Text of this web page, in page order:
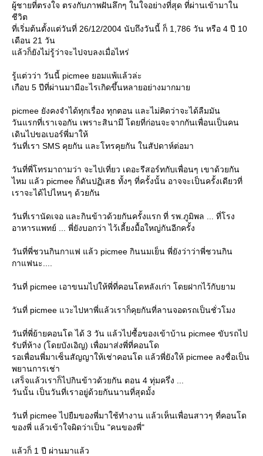
ผู้ชายที่ตรงใจ ตรงกับภาพฝันลึกๆ ในใจอย่างที่สุด ที่ผ่านเข้ามาใน
ชีวิต
ที่เริ่มต้นตั้งแต่วันที่ 26/12/2004 นับถึงวันนี้ ก็ 1,786 วัน หรือ 4 ปี 10
เดือน 21 วัน
ล้วก็ยังไม่รู้ว่าจะไปจบลงเมื่อไหร่
รู้แต่วว่า วันนี้ picmee ยอมแพ้แล้วล่ะ
เกือบ 5 ปีที่ผ่านมามีอะไรเกิดขึ้นหลายอย่างมากมา
picmee ยังคงจำได้ทุกเรื่อง ทุกตอน และไม่คิดว่าจะได้ลืมมัน
วันแรกที่เราเจอกัน เพราะสินามึ โดยที่ก่อนจะจากกันเพื่อนเป็นคน
เดินไปขอเบอร์พี่มาให้
วันที่เรา SMS คุยกัน และโทรคุยกัน ในสัปดาห์ต่อมา
วันที่พี่โทรมาถามว่า จะไปเที่ยว เดอะรีสอร์ทกับเพื่อนๆ เขาด้วยกัน
ไหม แล้ว picmee ก็ดันปฏิเสธ ทั้งๆ ที่ครั้งนั้น อาจจะเป็นครั้งเดียวที่
เราจะได้ไปไหนๆ ด้วยกัน
วันที่เรานัดเจอ และกินข้าวด้วยกันครั้งแรก ที่ รพ.ภูมิพล ... ที่โรง
อาหารแพทย์ ... พี่ยังบอกว่า ไว้เลี้ยงมื้อใหญ่กันอีกครั้ง
วันที่พี่ชวนกินกาแฟ แล้ว picmee กินนมเย็น พี่ยังว่าว่าพี่ชวนกิน
กาแฟนะ....
วันที่ picmee เอาขนมไปให้พี่ที่คอนโดหลังเก่า โดยฝากไว้กับยาม
วันที่ picmee แวะไปหาพี่แล้วเราก็คุยกันที่ลานจอดรถเป็นชั่วโมง
วันที่พี่ย้ายคอนโด ได้ 3 วัน แล้วไปซื้อของเข้าบ้าน picmee ขับรถไป
รับที่ห้าง (โดยบังเอิญ) เพื่อมาส่งพี่ที่คอนโด
รอเพื่อนพี่มาเซ็นสัญญาให้เช่าคอนโด แล้วพี่ยังให้ picmee ลงชื่อเป็น
พยานการเช่า
เสร็จแล้วเราก็ไปกินข้าวด้วยกัน ตอน 4 ทุ่มครึ่ง ...
วันนั้น เป็นวันที่เราอยู่ด้วยกันนานที่สุดมั้ง
วันที่ picmee ไปยืมของพี่มาใช้ทำงาน แล้วเห็นเพื่อนสาวๆ ที่คอนโด
ของพี่ แล้วเข้าใจผิดว่าเป็น "คนของพี่"
ล้วก็ 1 ปี ผ่านมาแล้ว